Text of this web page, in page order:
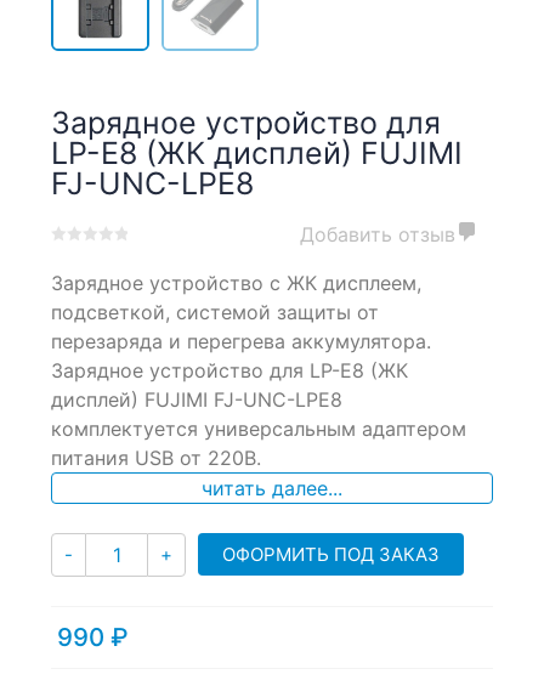
Зарядное устройство для
LP-E8 (ЖК дисплей) FUJIMI
FJ-UNC-LPE8
out
based
on
customer
ratings
Добавить отзыв
Зарядное устройство c ЖК дисплеем,
подсветкой, системой защиты от
перезаряда и перегрева аккумулятора.
Зарядное устройство для LP-E8 (ЖК
дисплей) FUJIMI FJ-UNC-LPE8
комплектуется универсальным адаптером
питания USB от 220В.
читать далее...
- Количество
+ ОФОРМИТЬ ПОД ЗАКАЗ
990 ₽